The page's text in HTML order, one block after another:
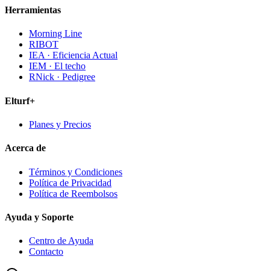
Herramientas
Morning Line
RIBOT
IEA · Eficiencia Actual
IEM · El techo
RNick · Pedigree
Elturf+
Planes y Precios
Acerca de
Términos y Condiciones
Política de Privacidad
Política de Reembolsos
Ayuda y Soporte
Centro de Ayuda
Contacto